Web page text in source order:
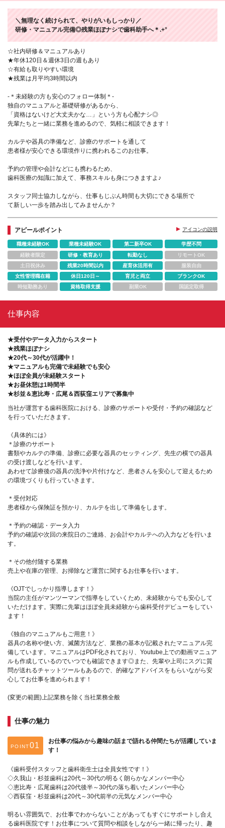
＼無理なく続けられて、やりがいもしっかり／
研修・マニュアル完備◎残業ほぼナシで歯科助手へ＊.+°
☆社内研修＆マニュアルあり
★年休120日＆週休3日の週もあり
☆有給も取りやすい環境
★残業は月平均3時間以内
-＊未経験の方も安心のフォロー体制＊-
独自のマニュアルと基礎研修があるから、
「資格はないけど大丈夫かな…」という方も心配ナシ◎
先輩たちと一緒に業務を進めるので、気軽に相談できます！
カルテや器具の準備など、診療のサポートを通して
患者様が安心できる環境作りに携われるこのお仕事。
予約の管理や会計などにも携わるため、
歯科医療の知識に加えて、事務スキルも身につきますよ♪
スタッフ同士協力しながら、仕事もじぶん時間も大切にできる場所で
て新しい一歩を踏み出してみませんか？
アピールポイント アイコンの説明
職種未経験OK 業種未経験OK 第二新卒OK
学歴不問
経験者限定
研修・教育あり 転勤なし
リモートOK
土日祝休み
残業20時間以内 産育休活用有
服装自由
女性管理職在籍
休日120日～ 育児と両立
ブランクOK
時短勤務あり
資格取得支援 副業OK 国認定取得
仕事内容
★受付やデータ入力からスタート
★残業ほぼナシ
★20代～30代が活躍中！
★マニュアルも完備で未経験でも安心
★ほぼ全員が未経験スタート
★お昼休憩は1時間半
★杉並＆恵比寿・広尾＆西荻窪エリアで募集中
当社が運営する歯科医院における、診療のサポートや受付・予約の確認など
を行っていただきます。
《具体的には》
＊診療のサポート
書類やカルテの準備、診療に必要な器具のセッティング、先生の横での器具
の受け渡しなどを行います。
あわせて診療後の器具の洗浄や片付けなど、患者さんを安心して迎えるため
の環境づくりも行っていきます。
＊受付対応
患者様から保険証を預かり、カルテを出して準備をします。
＊予約の確認・データ入力
予約の確認や次回の来院日のご連絡、お会計やカルテへの入力などを行いま
す。
＊その他付随する業務
売上や在庫の管理、お掃除など運営に関するお仕事を行います。
《OJTでしっかり指導します！》
当院の主任がマンツーマンで指導をしていくため、未経験からでも安心して
いただけます。実際に先輩はほぼ全員未経験から歯科受付デビューをしてい
ます！
《独自のマニュアルもご用意！》
器具の名称や使い方、滅菌方法など、業務の基本が記載されたマニュアル完
備しています。マニュアルはPDF化されており、Youtube上での動画マニュア
ルも作成しているのでいつでも確認できます◎また、先輩や上司にスグに質
問が送れるチャットツールもあるので、的確なアドバイスをもらいながら安
心してお仕事を進められます！
(変更の範囲)上記業務を除く当社業務全般
仕事の魅力
POINT
お仕事の悩みから趣味の話まで語れる仲間たちが活躍していま
す！
《歯科受付スタッフと歯科衛生士は全員女性です！》
◇久我山・杉並歯科は20代～30代の明るく朗らかなメンバー中心
◇恵比寿・広尾歯科は20代後半～30代の落ち着いたメンバー中心
◇西荻窪・杉並歯科は20代～30代前半の元気なメンバー中心
明るい雰囲気で、お仕事でわからないことがあってもすぐにサポートし合え
る歯科医院です！お仕事について質問や相談をしながら一緒に帰ったり、趣